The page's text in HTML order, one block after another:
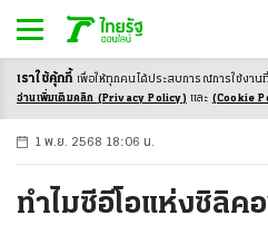
-ก ก ก+
1 พ.ย. 2568 18:06 น.
ทำไมซีอีโอแห่งซิลิค
เราใช้คุ้กกี้ เพื่อให้ทุกคนได้ประสบการณ์การใช้งา
อ่านเพิ่มเติมคลิก (Privacy Policy) และ (Cookie